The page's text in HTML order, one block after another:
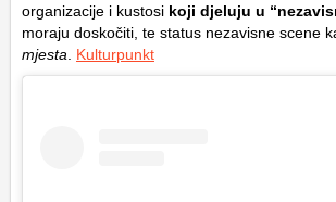
organizacije i kustosi koji djeluju u
moraju doskočiti, te status nezavisne scene
mjesta
Kulturpunkt